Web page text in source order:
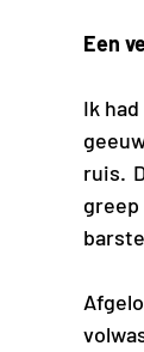
Interview
Louisa
Een
Ik
ruis.